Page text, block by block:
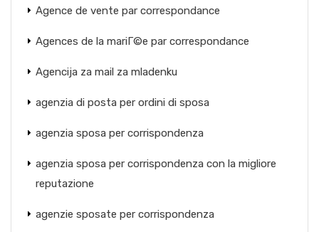
Agence de vente par correspondance
Agences de la mariГ©e par correspondance
Agencija za mail za mladenku
agenzia di posta per ordini di sposa
agenzia sposa per corrispondenza
agenzia sposa per corrispondenza con la migliore
reputazione
agenzie sposate per corrispondenza